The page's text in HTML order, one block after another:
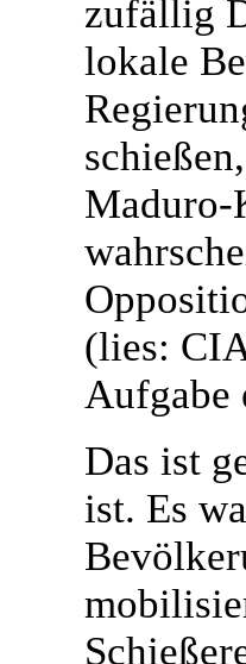
zufällig
lokale
Maduro-
(lies:
Aufgabe
Das ist
ist. Es